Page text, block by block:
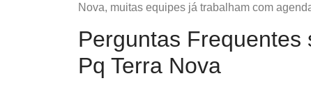
Nova, muitas equipes já trabalham com
Perguntas
Pq Terra Nova